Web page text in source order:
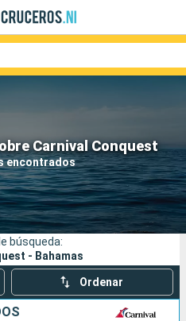
Carnival Conquest
encontrados
Compañías
Buscar
búsqueda:
- Bahamas
Ordenar